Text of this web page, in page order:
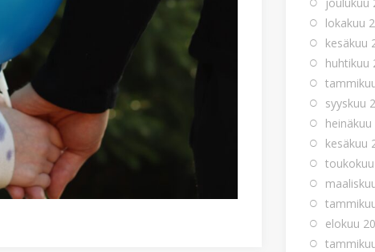
lokakuu
kesäkuu
huhtikuu
syyskuu
kesäkuu
elokuu